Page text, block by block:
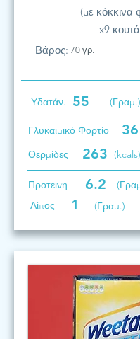
(με κόκκινα
x9
Βάρος: 70 γρ.
Υδατάν. 55 (Γραμ.)
Γλυκαιμικό Φορτίο 36
Θερμίδες 263 (kcals)
Προτεινη 6.2
Λίπος
1 (Γραμ.)